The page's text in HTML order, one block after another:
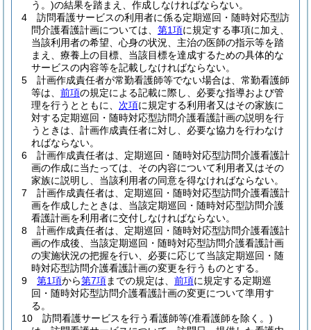
う。)の結果を踏まえ、作成しなければならない。
4
訪問看護サービスの利用者に係る定期巡回・随時対応型訪
問介護看護計画については、 第1項に規定する事項に加え、
当該利用者の希望、心身の状況、主治の医師の指示等を踏
まえ、療養上の目標、当該目標を達成するための具体的な
サービスの内容等を記載しなければならない。
5
計画作成責任者が常勤看護師等でない場合は、常勤看護師
等は、 前項の規定による記載に際し、必要な指導および管
理を行うとともに、 次項に規定する利用者又はその家族に
対する定期巡回・随時対応型訪問介護看護計画の説明を行
うときは、計画作成責任者に対し、必要な協力を行わなけ
ればならない。
6
計画作成責任者は、定期巡回・随時対応型訪問介護看護計
画の作成に当たっては、その内容について利用者又はその
家族に説明し、当該利用者の同意を得なければならない。
7
計画作成責任者は、定期巡回・随時対応型訪問介護看護計
画を作成したときは、当該定期巡回・随時対応型訪問介護
看護計画を利用者に交付しなければならない。
8
計画作成責任者は、定期巡回・随時対応型訪問介護看護計
画の作成後、当該定期巡回・随時対応型訪問介護看護計画
の実施状況の把握を行い、必要に応じて当該定期巡回・随
時対応型訪問介護看護計画の変更を行うものとする。
9
第1項から第7項までの規定は、 前項に規定する定期巡
回・随時対応型訪問介護看護計画の変更について準用す
る。
10
訪問看護サービスを行う看護師等(准看護師を除く。)